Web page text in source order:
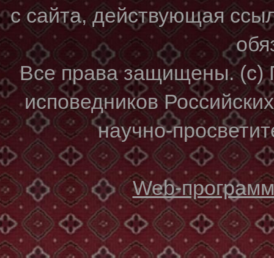
с сайта, действующая
Все права защищены. (с)
исповедников
научно-
Web-